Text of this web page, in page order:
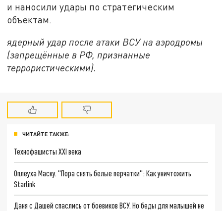
и наносили удары по стратегическим
объектам.
ядерный удар после атаки ВСУ на аэродромы
(запрещённые в РФ, признанные
террористическими).
ЧИТАЙТЕ ТАКЖЕ:
Технофашисты XXI века
Оплеуха Маску. "Пора снять белые перчатки": Как уничтожить
Starlink
Даня с Дашей спаслись от боевиков ВСУ. Но беды для малышей не